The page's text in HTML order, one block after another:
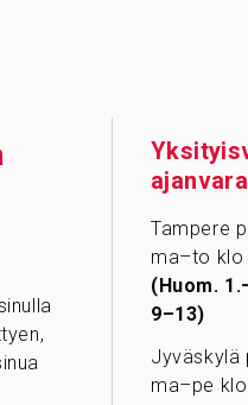
Tampere
ma–to klo
(Huom.
9–13)
Jyväskylä
ma–pe